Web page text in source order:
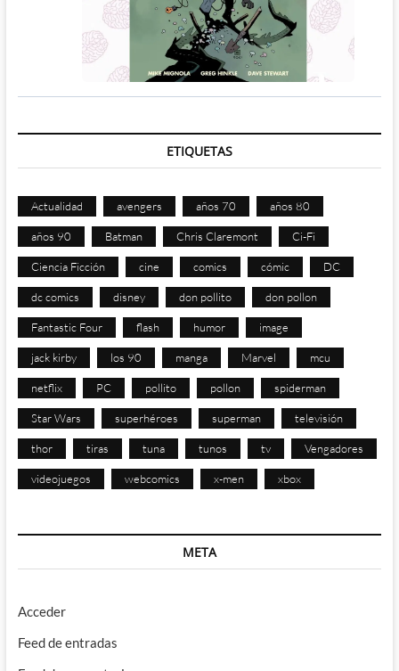
ETIQUETAS
Actualidad avengers años 70 años 80
años 90 Batman Chris Claremont Ci-Fi
Ciencia Ficción cine comics cómic DC
dc comics disney don pollito don pollon
Fantastic Four flash humor image
jack kirby los 90 manga Marvel mcu
netflix PC pollito pollon spiderman
Star Wars superhéroes superman televisión
thor tiras tuna tunos tv Vengadores
videojuegos webcomics x-men xbox
META
Acceder
Feed de entradas